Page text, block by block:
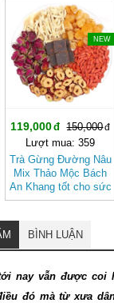
-20%
NEW
119,000
150,000
Lượt mua: 359
Trà Gừng Đường Nâu
Mix Thảo Mộc Bách
An Khang tốt cho sức
khỏe, dễ uống
BÌNH LUẬN
nay vẫn được coi
đó mà từ xưa